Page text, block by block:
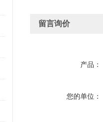
留言询价
产品：
您的单位：